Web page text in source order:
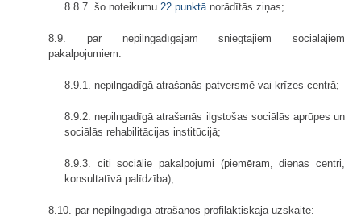
8.8.7. šo noteikumu 22.punktānorādītās ziņas;
8.9. par nepilngadīgajam sniegtajiem sociālajiem
pakalpojumiem:
8.9.1. nepilngadīgā atrašanās patversmē vai krīzes centrā;
8.9.2. nepilngadīgā atrašanās ilgstošas sociālās aprūpes un
sociālās rehabilitācijas institūcijā;
8.9.3. citi sociālie pakalpojumi (piemēram, dienas centri,
konsultatīvā palīdzība);
8.10. par nepilngadīgā atrašanos profilaktiskajā uzskaitē: